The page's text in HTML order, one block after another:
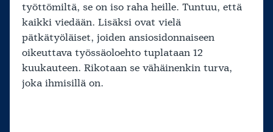
työttömiltä, se on iso raha heille. Tuntuu, että
kaikki viedään. Lisäksi ovat vielä
pätkätyöläiset, joiden ansiosidonnaiseen
oikeuttava työssäoloehto tuplataan 12
kuukauteen. Rikotaan se vähäinenkin turva,
joka ihmisillä on.